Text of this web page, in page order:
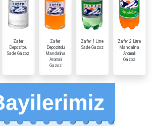
Zafer
Depozitolu
Sade Gazoz
Zafer
Depozitolu
Mandalina
Aromali
Gazoz
Zafer 1 Litre
Sade Gazoz
Zafer 2 Litre
Mandalina
Aromalı
Gazoz